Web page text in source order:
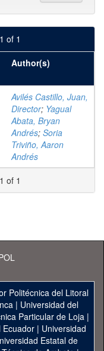
of 1
Author(s)
Avilés Castillo, Juan,
Director; Yagual
Abata, Bryan
Andrés; Soria
Triviño, Aaron
Andrés
of 1
Politécnica del Litoral
| Universidad del
Particular de Loja|
Ecuador| Universidad
Estatal de